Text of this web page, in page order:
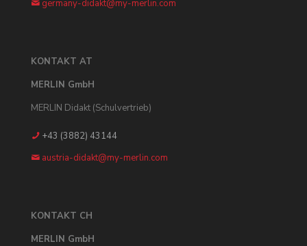
germany-didakt@my-merlin.com
KONTAKT AT
MERLIN GmbH
MERLIN Didakt (Schulvertrieb)
+43 (3882) 43144
austria-didakt@my-merlin.com
KONTAKT CH
MERLIN GmbH